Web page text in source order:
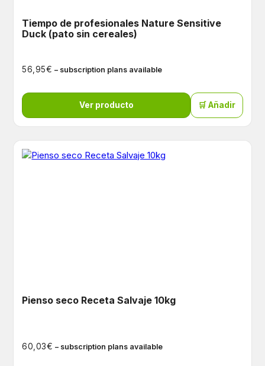
Tiempo de profesionales Nature Sensitive
Duck (pato sin cereales)
56,95€ – subscription plans available
Ver producto 🛒 Añadir
Pienso seco Receta Salvaje 10kg
60,03€ – subscription plans available